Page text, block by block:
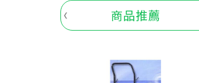
商品推薦